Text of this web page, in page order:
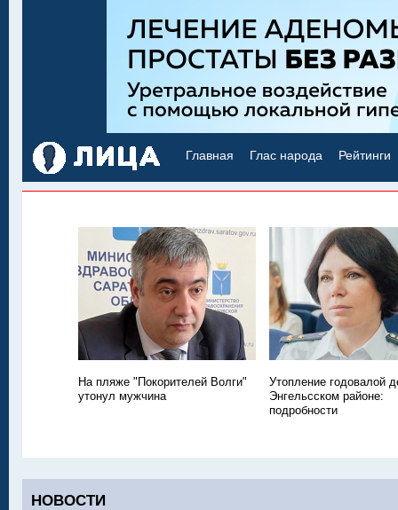
Главная Глас народа Рейтинги
На пляже "Покорителей Волги"
утонул мужчина
Утопление годовалой
Энгельсском районе:
подробности
НОВОСТИ